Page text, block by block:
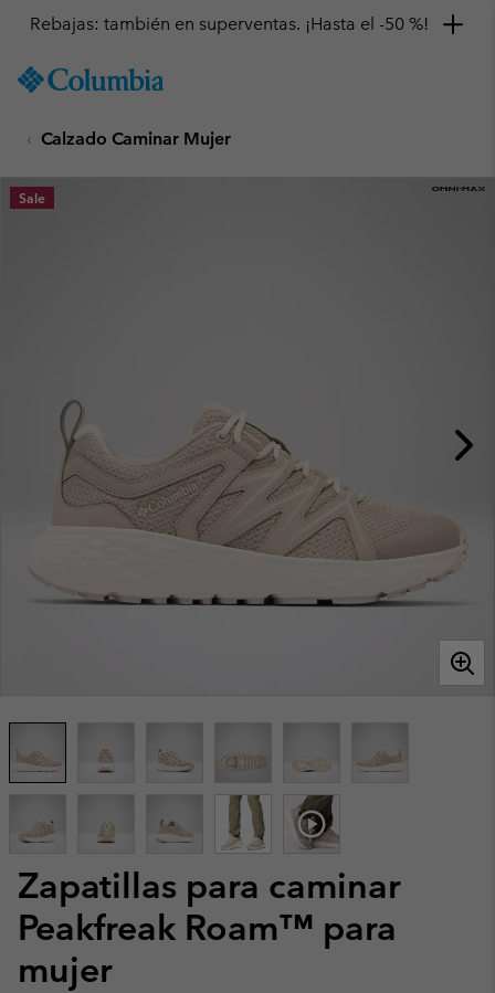
TO
SKIP
MAIN
NAV
Rebajas: también en superventas. ¡Hasta el -50 %!
Calzado Caminar Mujer
Zapatillas para caminar
Peakfreak Roam™ para
mujer
Sale